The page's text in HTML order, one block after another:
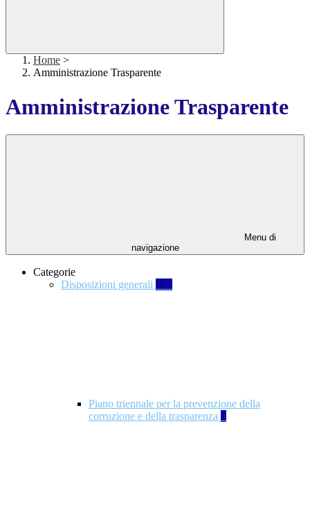
Home >
Amministrazione Trasparente
Amministrazione Trasparente
Menu di
navigazione
Categorie
Disposizioni generali 139
Piano triennale per la prevenzione della
corruzione e della trasparenza 4